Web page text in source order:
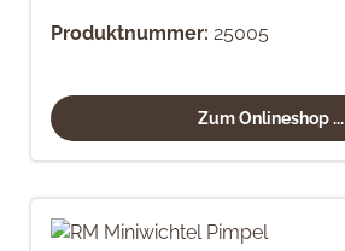
Produktnummer: 25005
Zum Onlineshop ...